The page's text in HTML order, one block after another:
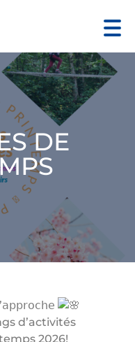
DE
d’activités
2026!